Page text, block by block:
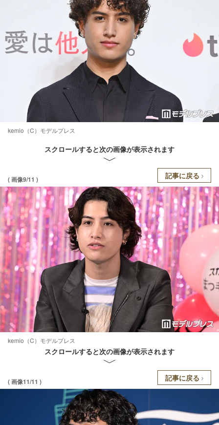
kemio（C）モデルプレス
スクロールすると次の画像が表示されます
( 画像9/11 ) 記事に戻る
kemio（C）モデルプレス
スクロールすると次の画像が表示されます
( 画像11/11 ) 記事に戻る